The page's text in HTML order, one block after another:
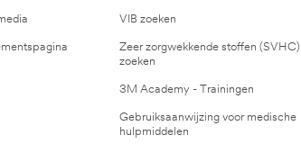
VIB zoeken
Zeer zorgwekkende stoffen (SVHC)
zoeken
3M Academy - Trainingen
Gebruiksaanwijzing voor medische
hulpmiddelen